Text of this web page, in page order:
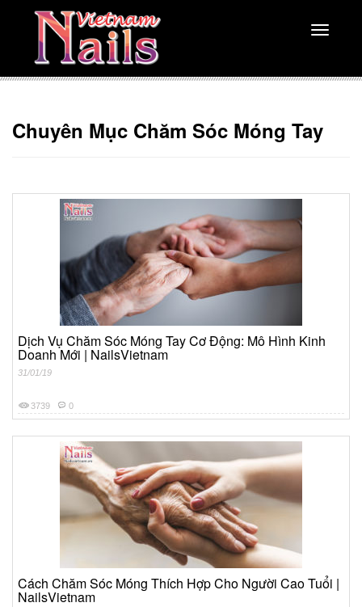
Toggle
Chuyên Mục Chăm Sóc Móng Tay
Dịch Vụ Chăm Sóc Móng Tay Cơ Động: Mô Hình Kinh
Doanh Mới | NailsVietnam
31/01/19
3739 0
Cách Chăm Sóc Móng Thích Hợp Cho Người Cao Tuổi |
NailsVietnam